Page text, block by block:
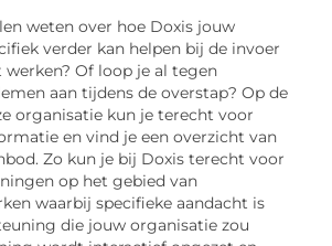
weten over hoe Doxis jouw
verder kan helpen bij de invoer
werken? Of loop je al tegen
aan tijdens de overstap? Op de
organisatie kun je terecht voor
en vind je een overzicht van
Zo kun je bij Doxis terecht voor
op het gebied van
waarbij specifieke aandacht is
die jouw organisatie zou